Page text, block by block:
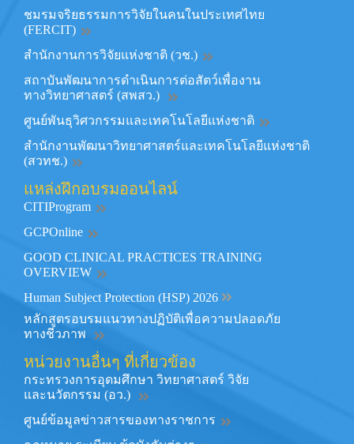
ชมรมจริยธรรมการวิจัยในคนในประเทศไทย
(FERCIT)
สำนักงานการวิจัยแห่งชาติ (วช.)
สถาบันพัฒนาการดำเนินการต่อสัตว์เพื่องาน
ทางวิทยาศาสตร์ (สพสว.)
ศูนย์พันธุวิศวกรรมและเทคโนโลยีแห่งชาติ
สำนักงานพัฒนาวิทยาศาสตร์และเทคโนโลยีแห่งชาติ
(สวทช.)
แหล่งฝึกอบรมออนไลน์
CITIProgram
GCPOnline
GOOD CLINICAL PRACTICES TRAINING
OVERVIEW
Human Subject Protection (HSP) 2026
หลักสูตรอบรมแนวทางปฏิบัติเพื่อความปลอดภัย
ทางชีวภาพ
หน่วยงานอื่นๆ ที่เกี่ยวข้อง
กระทรวงการอุดมศึกษา วิทยาศาสตร์ วิจัย
และนวัตกรรม (อว.)
ศูนย์ข้อมูลข่าวสารของทางราชการ